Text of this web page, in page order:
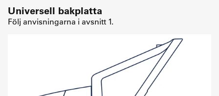
Universell bakplatta
Följ anvisningarna i avsnitt 1.